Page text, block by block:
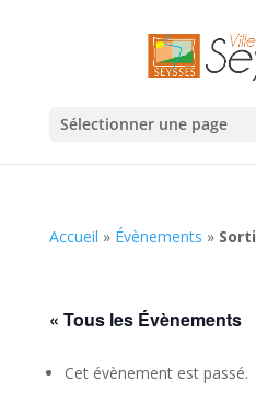
Sélectionner une page
Accueil » Évènements »
« Tous les Évènements
Cet évènement est passé.